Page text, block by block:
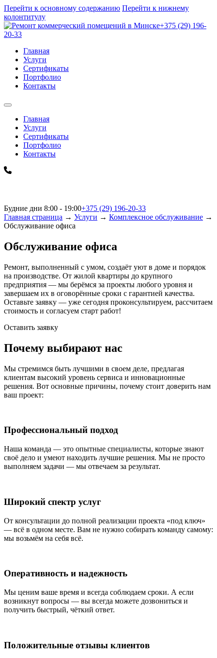
Перейти к основному содержанию Перейти к нижнему
колонтитулу
+375 (29) 196-
20-33
Главная
Услуги
Сертификаты
Портфолио
Контакты
Главная
Услуги
Сертификаты
Портфолио
Контакты
Будние дни 8:00 - 19:00+375 (29) 196-20-33
Главная страница → Услуги → Комплексное обслуживание →
Обслуживание офиса
Обслуживание офиса
Ремонт, выполненный с умом, создаёт уют в доме и порядок
на производстве. От жилой квартиры до крупного
предприятия — мы берёмся за проекты любого уровня и
завершаем их в оговорённые сроки с гарантией качества.
Оставьте заявку — уже сегодня проконсультируем, рассчитаем
стоимость и согласуем старт работ!
Оставить заявку
Почему выбирают нас
Мы стремимся быть лучшими в своем деле, предлагая
клиентам высокий уровень сервиса и инновационные
решения. Вот основные причины, почему стоит доверить нам
ваш проект:
Профессиональный подход
Наша команда — это опытные специалисты, которые знают
своё дело и умеют находить лучшие решения. Мы не просто
выполняем задачи — мы отвечаем за результат.
Широкий спектр услуг
От консультации до полной реализации проекта «под ключ»
— всё в одном месте. Вам не нужно собирать команду самому:
мы возьмём на себя всё.
Оперативность и надежность
Мы ценим ваше время и всегда соблюдаем сроки. А если
возникнут вопросы — вы всегда можете дозвониться и
получить быстрый, чёткий ответ.
Положительные отзывы клиентов